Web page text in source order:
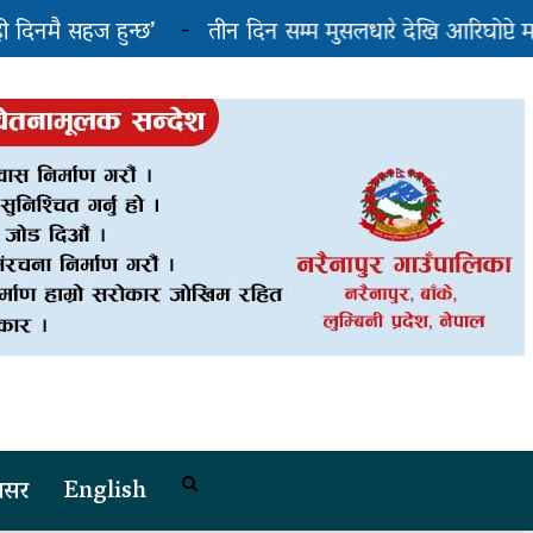
हुन्छ’
तीन दिन सम्म मुसलधारे देखि आरिघोप्टे मनसुन,
English